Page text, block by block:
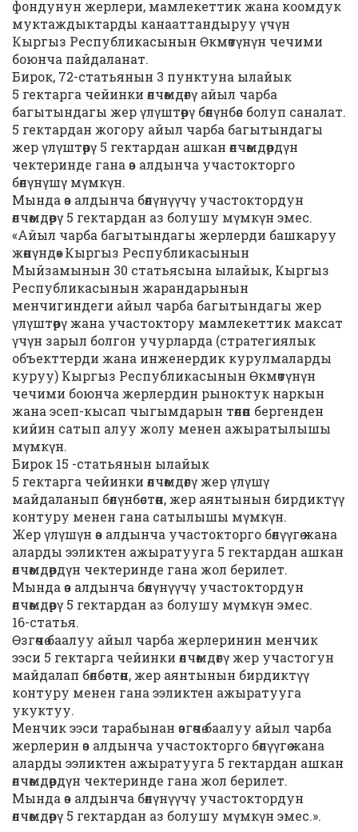
фондунун жерлери, мамлекеттик жана коомдук
муктаждыктарды канааттандыруу үчүн
Кыргыз Республикасынын Өкмөтүнүн чечими
боюнча пайдаланат.
Бирок, 72-статьянын 3 пунктуна ылайык
5 гектарга чейинки өлчөмдөгү айыл чарба
багытындагы жер үлүштөрү бөлүнбөс болуп саналат.
5 гектардан жогору айыл чарба багытындагы
жер үлүштөрү 5 гектардан ашкан өлчөмдөрдүн
чектеринде гана өз алдынча участокторго
бөлүнүшү мүмкүн.
Мында өз алдынча бөлүнүүчү участоктордун
өлчөмдөрү 5 гектардан аз болушу мүмкүн эмес.
«Айыл чарба багытындагы жерлерди башкаруу
жөнүндө» Кыргыз Республикасынын
Мыйзамынын 30 статьясына ылайык, Кыргыз
Республикасынын жарандарынын
менчигиндеги айыл чарба багытындагы жер
үлүштөрү жана участоктору мамлекеттик максат
үчүн зарыл болгон учурларда (стратегиялык
объекттерди жана инженердик курулмаларды
куруу) Кыргыз Республикасынын Өкмөтүнүн
чечими боюнча жерлердин рыноктук наркын
жана эсеп-кысап чыгымдарын төлөп бергенден
кийин сатып алуу жолу менен ажыратылышы
мүмкүн.
Бирок 15 -статьянын ылайык
5 гектарга чейинки өлчөмдөгү жер үлүшү
майдаланып бөлүнбөстөн, жер аянтынын бирдиктүү
контуру менен гана сатылышы мүмкүн.
Жер үлүшүн өз алдынча участокторго бөлүүгө жана
аларды ээликтен ажыратууга 5 гектардан ашкан
өлчөмдөрдүн чектеринде гана жол берилет.
Мында өз алдынча бөлүнүүчү участоктордун
өлчөмдөрү 5 гектардан аз болушу мүмкүн эмес.
16-статья.
Өзгөчө баалуу айыл чарба жерлеринин менчик
ээси 5 гектарга чейинки өлчөмдөгү жер участогун
майдалап бөлбөстөн, жер аянтынын бирдиктүү
контуру менен гана ээликтен ажыратууга
укуктуу.
Менчик ээси тарабынан өзгөчө баалуу айыл чарба
жерлерин өз алдынча участокторго бөлүүгө жана
аларды ээликтен ажыратууга 5 гектардан ашкан
өлчөмдөрдүн чектеринде гана жол берилет.
Мында өз алдынча бөлүнүүчү участоктордун
өлчөмдөрү 5 гектардан аз болушу мүмкүн эмес.».